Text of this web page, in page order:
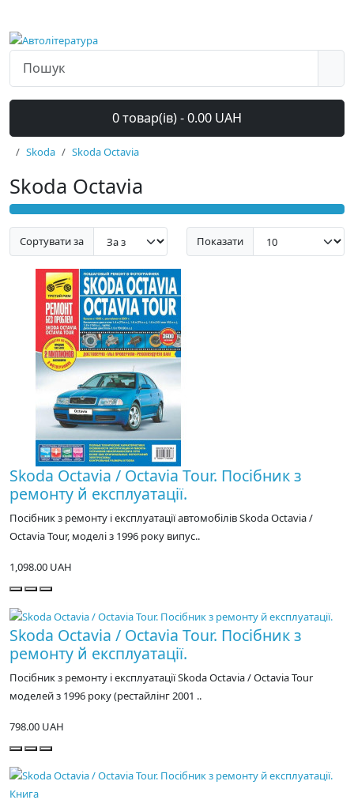
0 товар(ів) - 0.00 UAH
Skoda Skoda Octavia
Skoda Octavia
Сортувати за Показати
Skoda Octavia / Octavia Tour. Посібник з
ремонту й експлуатації.
Посібник з ремонту і експлуатації автомобілів Skoda Octavia /
Octavia Tour, моделі з 1996 року випус..
1,098.00 UAH
Skoda Octavia / Octavia Tour. Посібник з
ремонту й експлуатації.
Посібник з ремонту і експлуатації Skoda Octavia / Octavia Tour
моделей з 1996 року (рестайлінг 2001 ..
798.00 UAH